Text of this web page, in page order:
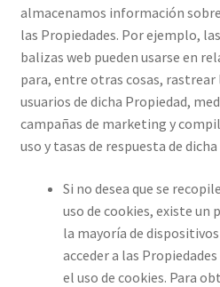
almacenamos información
las Propiedades. Por ejemplo,
balizas web pueden usarse en
para, entre otras cosas, rastrear
usuarios de dicha Propiedad,
campañas de marketing y
uso y tasas de respuesta de
Si no desea que se
uso de cookies, existe
la mayoría de
acceder a las
el uso de cookies. Para